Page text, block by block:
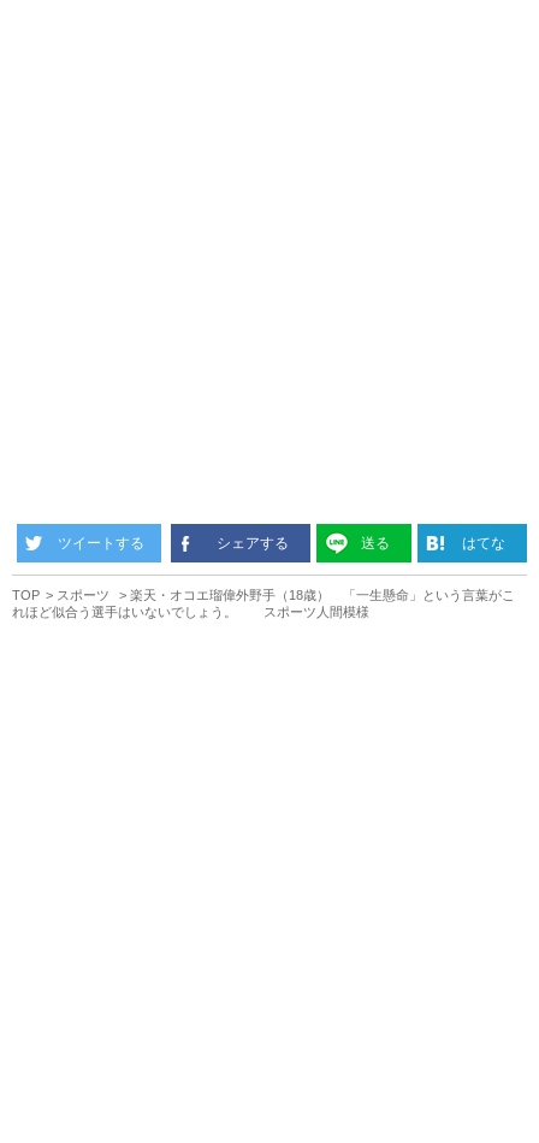
ツイートする シェアする 送る はてな
TOP スポーツ
楽天・オコエ瑠偉外野手（18歳） 「一生懸命」という言葉がこ
れほど似合う選手はいないでしょう。 スポーツ人間模様